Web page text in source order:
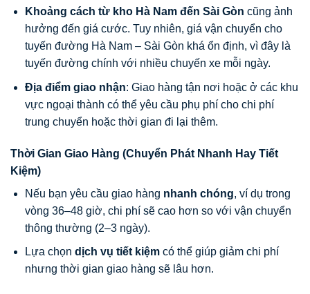
Khoảng cách từ kho Hà Nam đến Sài Gòn cũng ảnh
hưởng đến giá cước. Tuy nhiên, giá vận chuyển cho
tuyến đường Hà Nam – Sài Gòn khá ổn định, vì đây là
tuyến đường chính với nhiều chuyến xe mỗi ngày.
Địa điểm giao nhận: Giao hàng tận nơi hoặc ở các khu
vực ngoại thành có thể yêu cầu phụ phí cho chi phí
trung chuyển hoặc thời gian đi lại thêm.
Thời Gian Giao Hàng (Chuyển Phát Nhanh Hay Tiết
Kiệm)
Nếu bạn yêu cầu giao hàng nhanh chóng, ví dụ trong
vòng 36–48 giờ, chi phí sẽ cao hơn so với vận chuyển
thông thường (2–3 ngày).
Lựa chọn dịch vụ tiết kiệmcó thể giúp giảm chi phí
nhưng thời gian giao hàng sẽ lâu hơn.